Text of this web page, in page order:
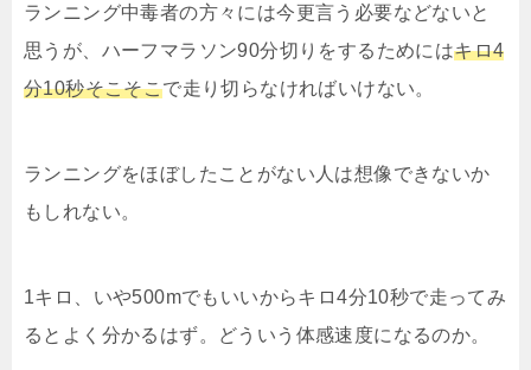
ランニング中毒者の方々には今更言う必要などないと
思うが、ハーフマラソン90分切りをするためにはキロ4
分10秒そこそこで走り切らなければいけない。
ランニングをほぼしたことがない人は想像できないか
もしれない。
1キロ、いや500mでもいいからキロ4分10秒で走ってみ
るとよく分かるはず。どういう体感速度になるのか。